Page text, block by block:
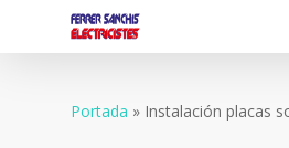
Portada » Instalación placas